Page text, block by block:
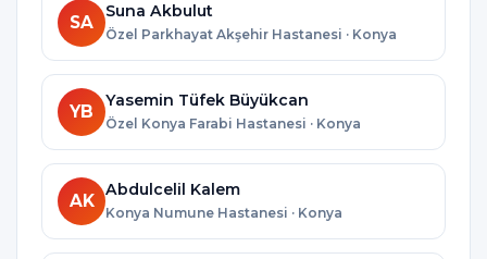
SA
Suna Akbulut
Özel Parkhayat Akşehir Hastanesi · Konya
YB
Yasemin Tüfek Büyükcan
Özel Konya Farabi Hastanesi · Konya
AK
Abdulcelil Kalem
Konya Numune Hastanesi · Konya